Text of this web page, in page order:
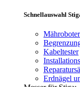
Schnellauswahl
Kabeltester
Erdnägel